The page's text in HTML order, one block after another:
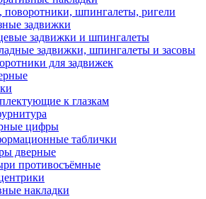
поворотники, шпингалеты, ригели
задвижки
задвижки и шпингалеты
задвижки, шпингалеты и засовы
для задвижек
к глазкам
цифры
таблички
дверные
противосъёмные
накладки